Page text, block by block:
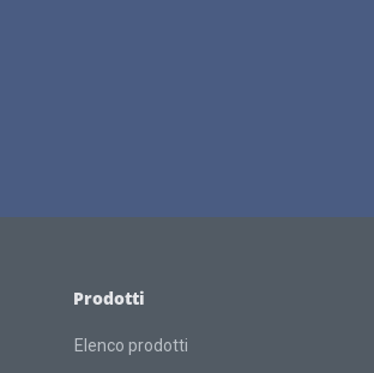
Prodotti
Elenco prodotti